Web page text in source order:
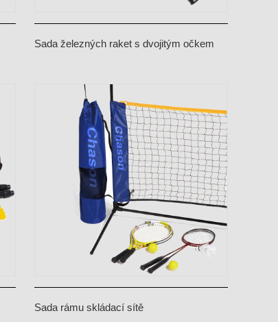
Sada železných raket s dvojitým očkem
Sada rámu skládací sítě